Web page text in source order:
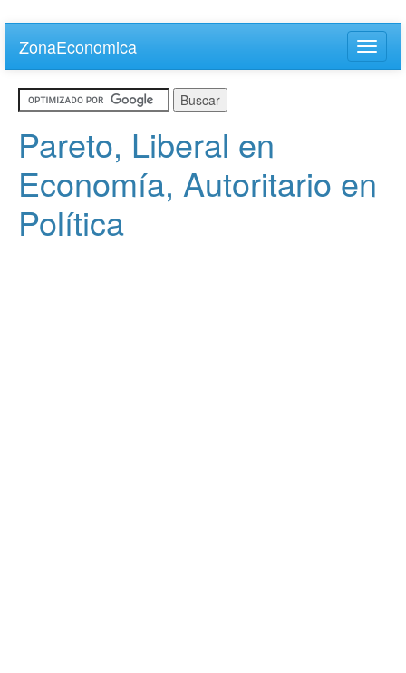
main
content
ZonaEconomica
Toggle
Pareto, Liberal en
Economía, Autoritario en
Política